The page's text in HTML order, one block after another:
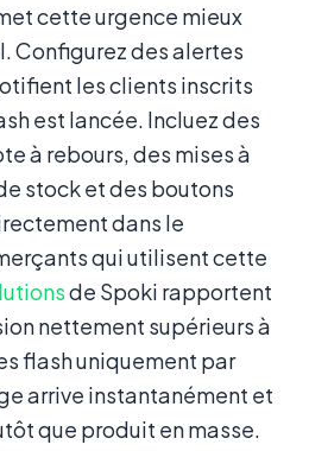
cette urgence mieux
Configurez des alertes
les clients inscrits
est lancée. Incluez des
à rebours, des mises à
stock et des boutons
dans le
qui utilisent cette
de Spoki rapportent
nettement supérieurs à
flash uniquement par
arrive instantanément et
que produit en masse.